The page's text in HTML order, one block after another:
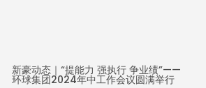
新豪动态｜“提能力 强执行 争业绩”——
环球集团2024年中工作会议圆满举行